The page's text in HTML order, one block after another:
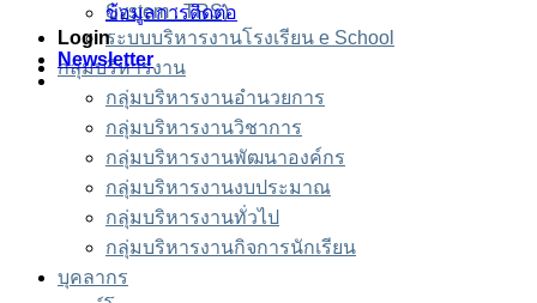
System : TRS)
ระบบบริหารงานโรงเรียน e School
กลุ่มบริหารงาน
กลุ่มบริหารงานอำนวยการ
กลุ่มบริหารงานวิชาการ
กลุ่มบริหารงานพัฒนาองค์กร
กลุ่มบริหารงานงบประมาณ
กลุ่มบริหารงานทั่วไป
กลุ่มบริหารงานกิจการนักเรียน
บุคลากร
ข้อมูลการติดต่อ
Login
Newsletter